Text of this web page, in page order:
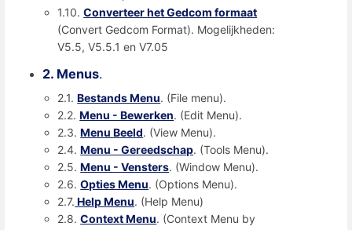
1.10.Converteer het Gedcom formaat
(Convert Gedcom Format). Mogelijkheden:
V5.5, V5.5.1 en V7.05
2. Menus.
2.1.Bestands Menu. (File menu).
2.2.Menu - Bewerken. (Edit Menu).
2.3.Menu Beeld. (View Menu).
2.4.Menu - Gereedschap. (Tools Menu).
2.5.Menu - Vensters. (Window Menu).
2.6.Opties Menu. (Options Menu).
2.7. Help Menu. (Help Menu)
2.8.Context Menu. (Context Menu by